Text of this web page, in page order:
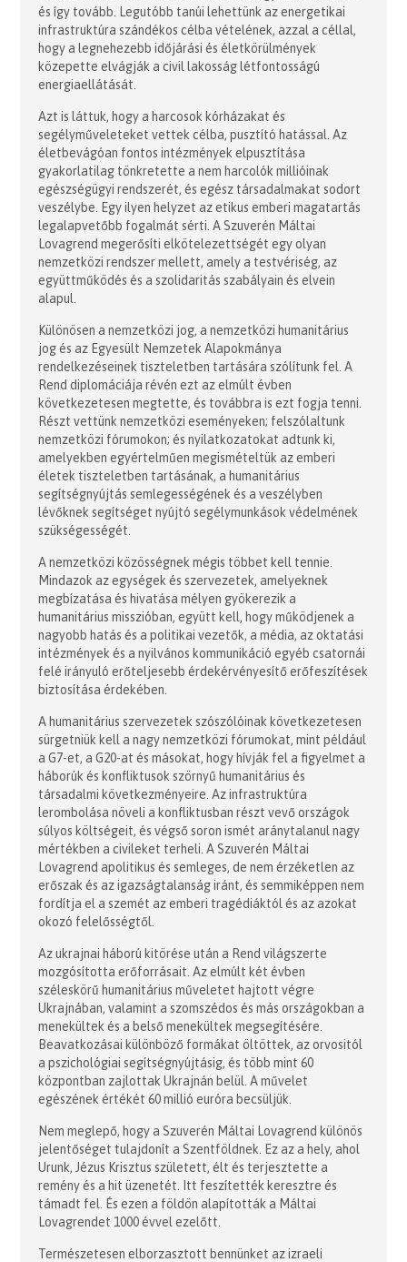
és így tovább. Legutóbb tanúi lehettünk az energetikai
infrastruktúra szándékos célba vételének, azzal a céllal,
hogy a legnehezebb időjárási és életkörülmények
közepette elvágják a civil lakosság létfontosságú
energiaellátását.
Azt is láttuk, hogy a harcosok kórházakat és
segélyműveleteket vettek célba, pusztító hatással. Az
életbevágóan fontos intézmények elpusztítása
gyakorlatilag tönkretette a nem harcolók millióinak
egészségügyi rendszerét, és egész társadalmakat sodort
veszélybe. Egy ilyen helyzet az etikus emberi magatartás
legalapvetőbb fogalmát sérti. A Szuverén Máltai
Lovagrend megerősíti elkötelezettségét egy olyan
nemzetközi rendszer mellett, amely a testvériség, az
együttműködés és a szolidaritás szabályain és elvein
alapul.
Különösen a nemzetközi jog, a nemzetközi humanitárius
jog és az Egyesült Nemzetek Alapokmánya
rendelkezéseinek tiszteletben tartására szólítunk fel. A
Rend diplomáciája révén ezt az elmúlt évben
következetesen megtette, és továbbra is ezt fogja tenni.
Részt vettünk nemzetközi eseményeken; felszólaltunk
nemzetközi fórumokon; és nyilatkozatokat adtunk ki,
amelyekben egyértelműen megismételtük az emberi
életek tiszteletben tartásának, a humanitárius
segítségnyújtás semlegességének és a veszélyben
lévőknek segítséget nyújtó segélymunkások védelmének
szükségességét.
A nemzetközi közösségnek mégis többet kell tennie.
Mindazok az egységek és szervezetek, amelyeknek
megbízatása és hivatása mélyen gyökerezik a
humanitárius misszióban, együtt kell, hogy működjenek a
nagyobb hatás és a politikai vezetők, a média, az oktatási
intézmények és a nyilvános kommunikáció egyéb csatornái
felé irányuló erőteljesebb érdekérvényesítő erőfeszítések
biztosítása érdekében.
A humanitárius szervezetek szószólóinak következetesen
sürgetniük kell a nagy nemzetközi fórumokat, mint például
a G7-et, a G20-at és másokat, hogy hívják fel a figyelmet a
háborúk és konfliktusok szörnyű humanitárius és
társadalmi következményeire. Az infrastruktúra
lerombolása növeli a konfliktusban részt vevő országok
súlyos költségeit, és végső soron ismét aránytalanul nagy
mértékben a civileket terheli. A Szuverén Máltai
Lovagrend apolitikus és semleges, de nem érzéketlen az
erőszak és az igazságtalanság iránt, és semmiképpen nem
fordítja el a szemét az emberi tragédiáktól és az azokat
okozó felelősségtől.
Az ukrajnai háború kitörése után a Rend világszerte
mozgósította erőforrásait. Az elmúlt két évben
széleskörű humanitárius műveletet hajtott végre
Ukrajnában, valamint a szomszédos és más országokban a
menekültek és a belső menekültek megsegítésére.
Beavatkozásai különböző formákat öltöttek, az orvositól
a pszichológiai segítségnyújtásig, és több mint 60
központban zajlottak Ukrajnán belül. A művelet
egészének értékét 60 millió euróra becsüljük.
Nem meglepő, hogy a Szuverén Máltai Lovagrend különös
jelentőséget tulajdonít a Szentföldnek. Ez az a hely, ahol
Urunk, Jézus Krisztus született, élt és terjesztette a
remény és a hit üzenetét. Itt feszítették keresztre és
támadt fel. És ezen a földön alapították a Máltai
Lovagrendet 1000 évvel ezelőtt.
Természetesen elborzasztott bennünket az izraeli